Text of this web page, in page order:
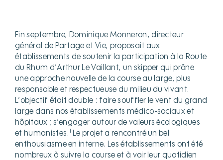
Fin septembre, Dominique Monneron, directeur
général de Partage et Vie, proposait aux
établissements de soutenir la participation à la Route
du Rhum d’Arthur Le Vaillant, un skipper qui prône
une approche nouvelle de la course au large, plus
responsable et respectueuse du milieu du vivant.
L’objectif était double : faire souffler le vent du grand
large dans nos établissements médico-sociaux et
hôpitaux ; s’engager autour de valeurs écologiques
et humanistes. 1Le projet a rencontré un bel
enthousiasme en interne. Les établissements ont été
nombreux à suivre la course et à voir leur quotidien